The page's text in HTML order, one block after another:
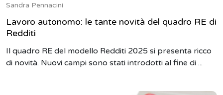
Sandra Pennacini
Lavoro autonomo: le tante novità del quadro RE di
Redditi
Il quadro RE del modello Redditi 2025 si presenta ricco
di novità. Nuovi campi sono stati introdotti al fine di ...